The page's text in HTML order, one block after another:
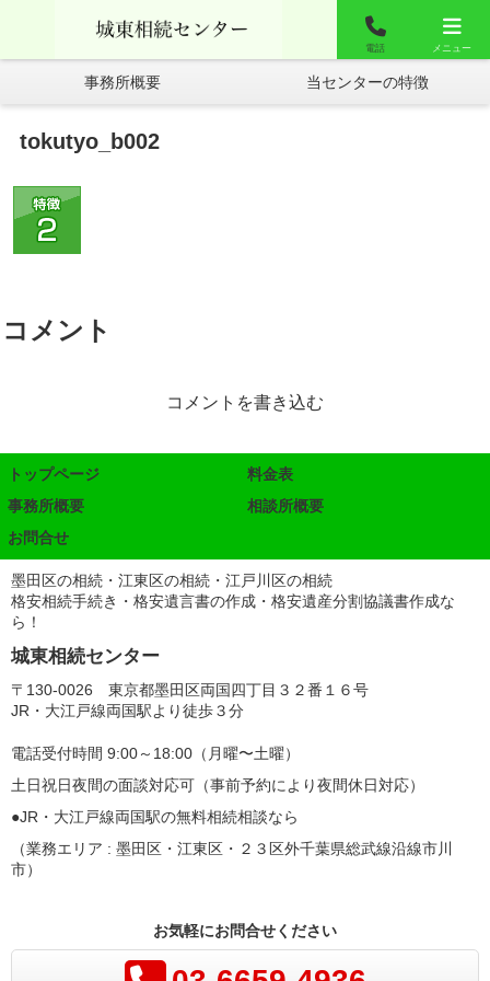
お問合せ よくあるご質問
事務所概要 当センターの特徴
tokutyo_b002
コメント
コメントを書き込む
トップページ
料金表
事務所概要
相談所概要
お問合せ
墨田区の相続・江東区の相続・江戸川区の相続
格安相続手続き・格安遺言書の作成・格安遺産分割協議書作成な
ら！
城東相続センター
〒130-0026 東京都墨田区両国四丁目３２番１６号
JR・大江戸線両国駅より徒歩３分
電話受付時間 9:00～18:00（月曜〜土曜）
土日祝日夜間の面談対応可（事前予約により夜間休日対応）
●JR・大江戸線両国駅の無料相続相談なら
（業務エリア : 墨田区・江東区・２３区外千葉県総武線沿線市川
市）
お気軽にお問合せください
城東相談センター
電話 メニュー